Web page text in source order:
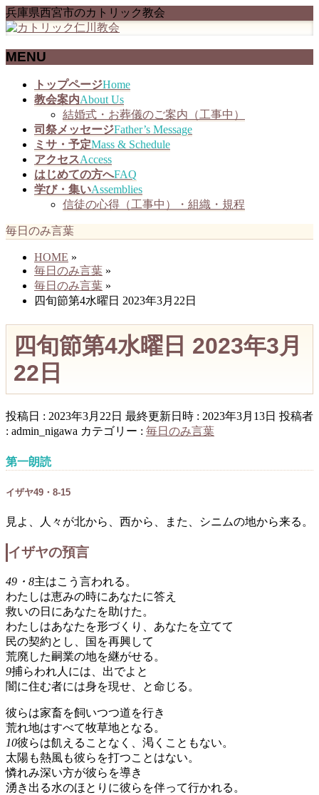
兵庫県西宮市のカトリック教会
MENU
トップページHome
教会案内About Us
結婚式・お葬儀のご案内（工事中）
司祭メッセージFather’s Message
ミサ・予定Mass & Schedule
アクセスAccess
はじめての方へFAQ
学び・集いAssemblies
信徒の心得（工事中）・組織・規程
毎日のみ言葉
HOME »
毎日のみ言葉 »
毎日のみ言葉 »
四旬節第4水曜日 2023年3月22日
四旬節第4水曜日 2023年3月
22日
投稿日 : 2023年3月22日 最終更新日時 : 2023年3月13日 投稿者
: admin_nigawa カテゴリー : 毎日のみ言葉
第一朗読
イザヤ49・8-15
見よ、人々が北から、西から、また、シニムの地から来る。
イザヤの預言
49・8主はこう言われる。
わたしは恵みの時にあなたに答え
救いの日にあなたを助けた。
わたしはあなたを形づくり、あなたを立てて
民の契約とし、国を再興して
荒廃した嗣業の地を継がせる。
9捕らわれ人には、出でよと
闇に住む者には身を現せ、と命じる。
彼らは家畜を飼いつつ道を行き
荒れ地はすべて牧草地となる。
10彼らは飢えることなく、渇くこともない。
太陽も熱風も彼らを打つことはない。
憐れみ深い方が彼らを導き
湧き出る水のほとりに彼らを伴って行かれる。